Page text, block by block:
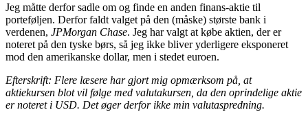
Jeg måtte derfor sadle om og finde en anden finans-aktie til
porteføljen. Derfor faldt valget på den (måske) største bank i
verdenen, JPMorgan Chase. Jeg har valgt at købe aktien, der er
noteret på den tyske børs, så jeg ikke bliver yderligere eksponeret
mod den amerikanske dollar, men i stedet euroen.
Efterskrift: Flere læsere har gjort mig opmærksom på, at
aktiekursen blot vil følge med valutakursen, da den oprindelige aktie
er noteret i USD. Det øger derfor ikke min valutaspredning.